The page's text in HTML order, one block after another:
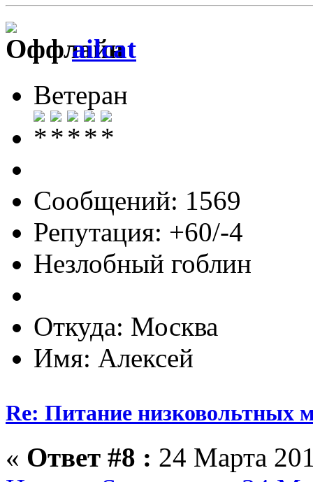
ailcat
Ветеран
Сообщений: 1569
Репутация: +60/-4
Незлобный гоблин
Откуда: Москва
Имя: Алексей
Re: Питание низковольтных
« Ответ #8 : 24 Марта